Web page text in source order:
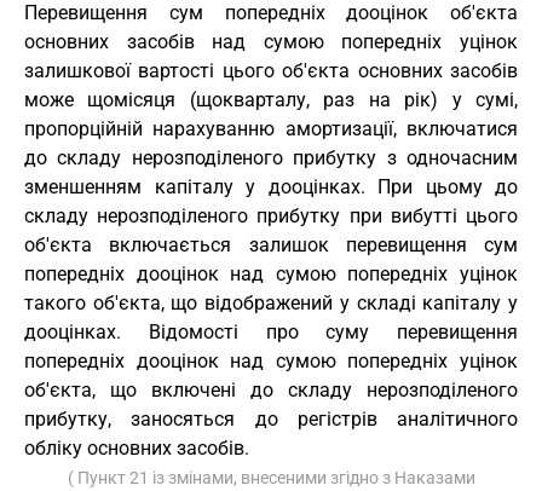
Перевищення сум попередніх дооцінок об'єкта
основних засобів над сумою попередніх уцінок
залишкової вартості цього об'єкта основних засобів
може щомісяця (щокварталу, раз на рік) у сумі,
пропорційній нарахуванню амортизації, включатися
до складу нерозподіленого прибутку з одночасним
зменшенням капіталу у дооцінках. При цьому до
складу нерозподіленого прибутку при вибутті цього
об'єкта включається залишок перевищення сум
попередніх дооцінок над сумою попередніх уцінок
такого об'єкта, що відображений у складі капіталу у
дооцінках. Відомості про суму перевищення
попередніх дооцінок над сумою попередніх уцінок
об'єкта, що включені до складу нерозподіленого
прибутку, заносяться до регістрів аналітичного
обліку основних засобів.
( Пункт 21 із змінами, внесеними згідно з Наказами